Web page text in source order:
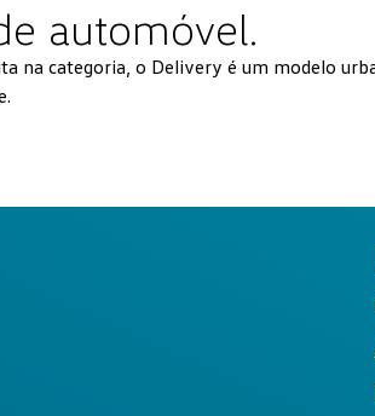
automóvel.
na categoria, o Delivery é um modelo